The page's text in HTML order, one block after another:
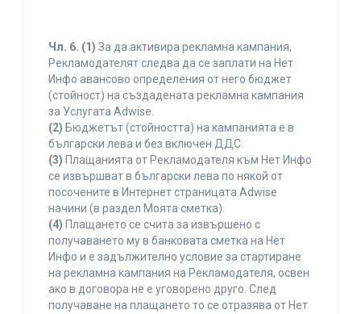
Чл. 6. (1) За да активира рекламна кампания,
Рекламодателят следва да се заплати на Нет
Инфо авансово определения от него бюджет
(стойност) на създадената рекламна кампания
за Услугата Adwise.
(2) Бюджетът (стойността) на кампанията е в
български лева и без включен ДДС.
(3) Плащанията от Рекламодателя към Нет Инфо
се извършват в български лева по някой от
посочените в Интернет страницата Adwise
начини (в раздел Моята сметка).
(4) Плащането се счита за извършено с
получаването му в банковата сметка на Нет
Инфо и е задължително условие за стартиране
на рекламна кампания на Рекламодателя, освен
ако в договора не е уговорено друго. След
получаване на плащането то се отразява от Нет